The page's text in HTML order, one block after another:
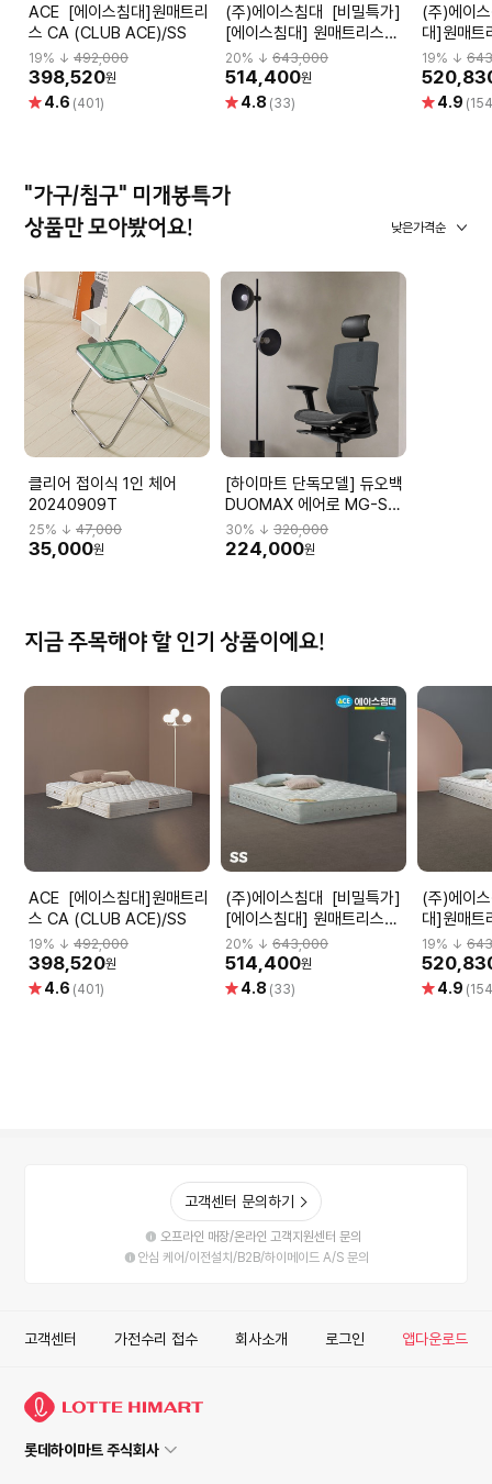
ACE [에이스침대]원매트리
스 CA (CLUB ACE)/SS
19% ↓ 492,000
398,520원
별 4.6 (401)
(주)에이스침대 [비밀특가]
[에이스침대] 원매트리스
CA2(CLUB ACE2)/SS(슈
퍼싱글사이즈)
20% ↓643,000
514,400원
별 4.8 (33)
(주)에이스침대
대]원매
ACE2)/SS
19% ↓
별 4.9
"가구/침구" 미개봉특가
상품만 모아봤어요!
낮은가격순
클리어 접이식 1인 체어
20240909T
25% ↓ 47,000
35,000원
[하이마트 단독모델] 듀오백
DUOMAX 에어로 MG-S-
L2 DBBMGHL3NMBN-
M59BK
30% ↓320,000
224,000원
지금 주목해야 할 인기 상품이에요!
ACE [에이스침대]원매트리
스 CA (CLUB ACE)/SS
19% ↓ 492,000
398,520원
별 4.6 (401)
(주)에이스침대 [비밀특가]
[에이스침대] 원매트리스
CA2(CLUB ACE2)/SS(슈
퍼싱글사이즈)
20% ↓643,000
514,400원
별 4.8 (33)
(주)에이스침대
대]원매
ACE2)/SS
19% ↓
별 4.9
고객센터 문의하기
오프라인 매장/온라인 고객지원센터 문의
안심 케어/이전설치/B2B/하이메이드 A/S 문의
고객센터 가전수리 접수 회사소개 로그인 앱다운로드
롯데하이마트 주식회사